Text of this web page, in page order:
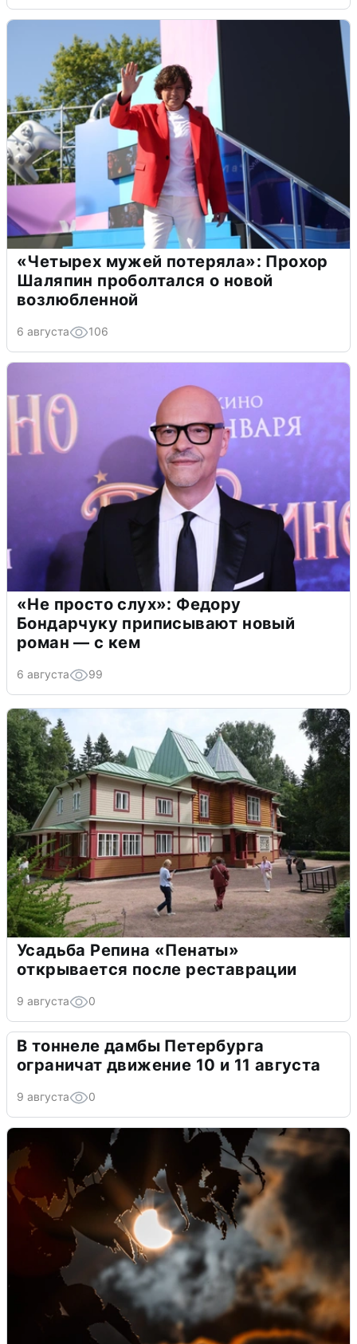
«Четырех мужей потеряла»: Прохор
Шаляпин проболтался о новой
возлюбленной
6 августа 106
«Не просто слух»: Федору
Бондарчуку приписывают новый
роман — с кем
6 августа 99
Усадьба Репина «Пенаты»
открывается после реставрации
9 августа 0
В тоннеле дамбы Петербурга
ограничат движение 10 и 11 августа
9 августа 0